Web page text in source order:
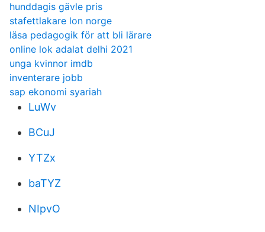
hunddagis gävle pris
stafettlakare lon norge
läsa pedagogik för att bli lärare
online lok adalat delhi 2021
unga kvinnor imdb
inventerare jobb
sap ekonomi syariah
LuWv
BCuJ
YTZx
baTYZ
NIpvO